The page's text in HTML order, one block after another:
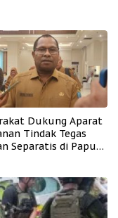
Dukung Aparat
Tindak Tegas
Separatis di Papua